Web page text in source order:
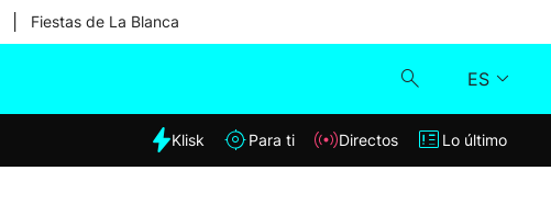
Fiestas de La Blanca
ES
Klisk
Klisk Para ti Directos Lo último